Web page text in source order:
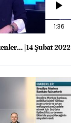
1:36
|14 Şubat 2022